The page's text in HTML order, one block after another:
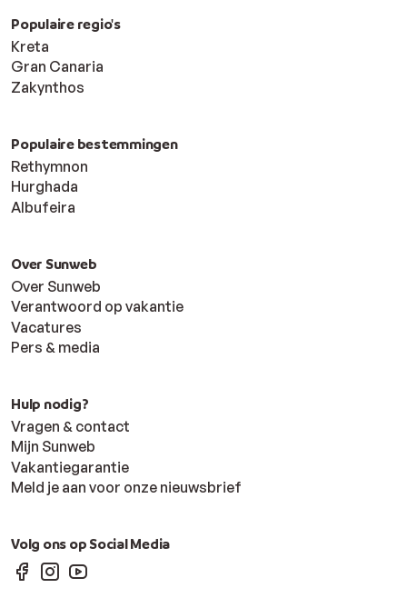
Populaire regio's
Kreta
Gran Canaria
Zakynthos
Populaire bestemmingen
Rethymnon
Hurghada
Albufeira
Over Sunweb
Over Sunweb
Verantwoord op vakantie
Vacatures
Pers & media
Hulp nodig?
Vragen & contact
Mijn Sunweb
Vakantiegarantie
Meld je aan voor onze nieuwsbrief
Volg ons op Social Media